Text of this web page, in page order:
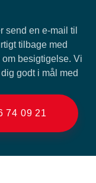
send en e-mail til
tilbage med
besigtigelse. Vi
godt i mål med
74 09 21